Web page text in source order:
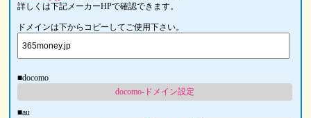
詳しくは下記メーカーHPで確認できます。
ドメインは下からコピーしてご使用下さい。
■docomo
docomo-ドメイン設定
■au